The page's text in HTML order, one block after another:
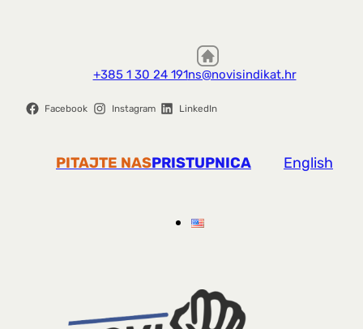
+385 1 30 24 191ns@novisindikat.hr
Facebook Instagram LinkedIn
PITAJTE NASPRISTUPNICA English